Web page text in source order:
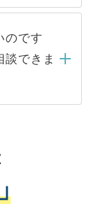
到する場
た人材の
スが増え
内定先へ
ーが行い
ませんの
らの登録
情報は、
職活動の
預かりし
人の許可
の厳密な
付与され
みです。
のです
できま
況や紹介
バイスを
職をされ
可能です